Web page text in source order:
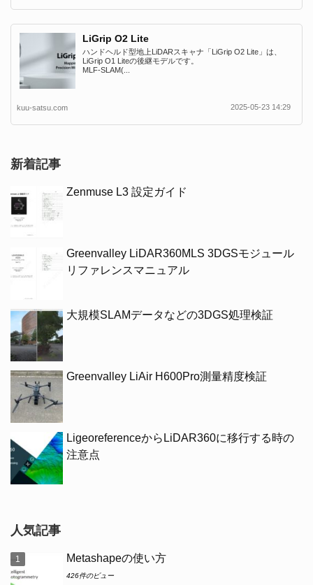
LiGrip O2 Lite
ハンドヘルド型地上LiDARスキャナ「LiGrip O2 Lite」は、
LiGrip O1 Liteの後継モデルです。
MLF-SLAM(...
kuu-satsu.com 2025-05-23 14:29
新着記事
Zenmuse L3 設定ガイド
Greenvalley LiDAR360MLS 3DGSモジュール
リファレンスマニュアル
大規模SLAMデータなどの3DGS処理検証
Greenvalley LiAir H600Pro測量精度検証
LigeoreferenceからLiDAR360に移行する時の
注意点
人気記事
Metashapeの使い方
426件のビュー